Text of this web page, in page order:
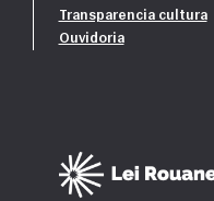
Transparencia cultura
Ouvidoria